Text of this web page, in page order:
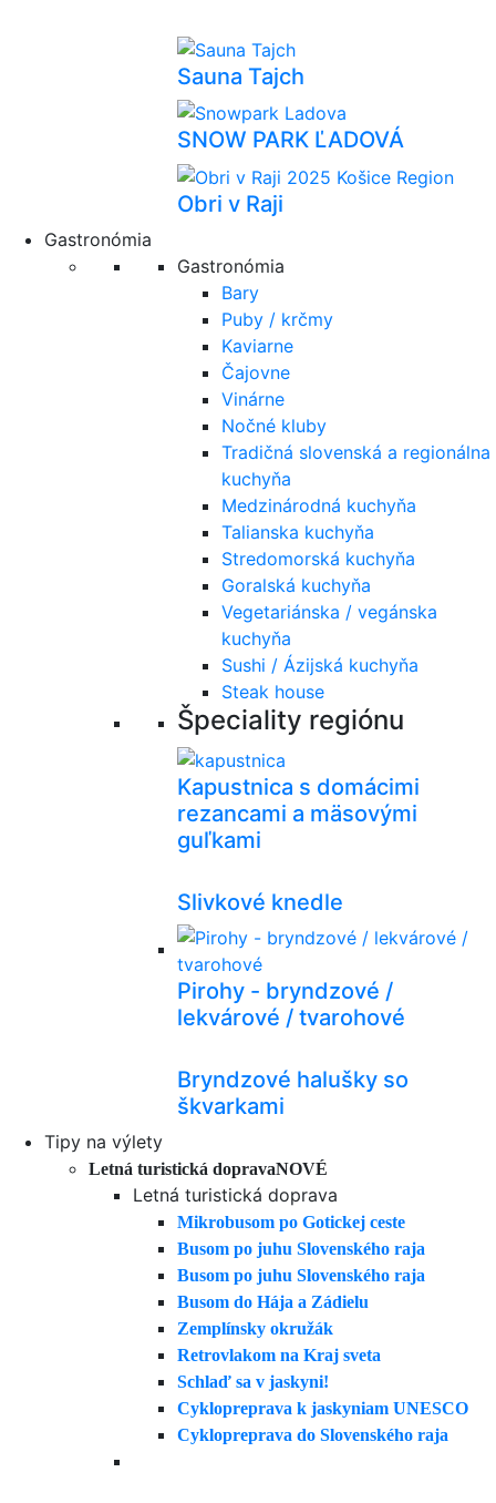
Sauna Tajch
SNOW PARK ĽADOVÁ
Obri v Raji
Gastronómia
Gastronómia
Bary
Puby / krčmy
Kaviarne
Čajovne
Vinárne
Nočné kluby
Tradičná slovenská a regionálna
kuchyňa
Medzinárodná kuchyňa
Talianska kuchyňa
Stredomorská kuchyňa
Goralská kuchyňa
Vegetariánska / vegánska
kuchyňa
Sushi / Ázijská kuchyňa
Steak house
Špeciality regiónu
Kapustnica s domácimi
rezancami a mäsovými
guľkami
Slivkové knedle
Pirohy - bryndzové /
lekvárové / tvarohové
Bryndzové halušky so
škvarkami
Tipy na výlety
Letná turistická dopravaNOVÉ
Letná turistická doprava
Mikrobusom po Gotickej ceste
Busom po juhu Slovenského raja
Busom po juhu Slovenského raja
Busom do Hája a Zádielu
Zemplínsky okružák
Retrovlakom na Kraj sveta
Schlaď sa v jaskyni!
Cyklopreprava k jaskyniam UNESCO
Cyklopreprava do Slovenského raja